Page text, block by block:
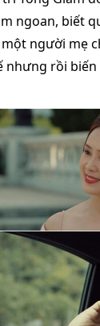
ngoan, biết
người mẹ
nhưng rồi